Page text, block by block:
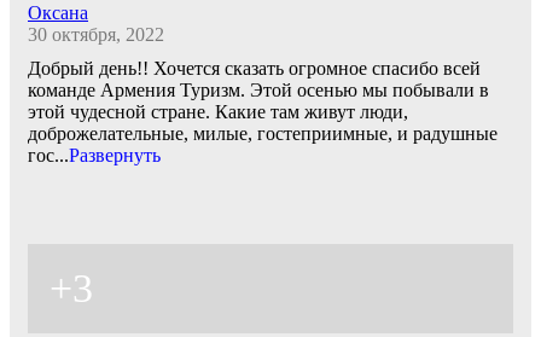
Оксана
30 октября, 2022
Добрый день!! Хочется сказать огромное спасибо всей
команде Армения Туризм. Этой осенью мы побывали в
этой чудесной стране. Какие там живут люди,
доброжелательные, милые, гостеприимные, и радушные
гос...Развернуть
+3